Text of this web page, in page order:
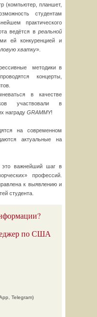
(компьютер, планшет,
студентам
практического
ведётся в реальной
ей конкуренцией и
хватку».
методики в
концерты,
в качестве
участвовали в
награду GRAMMY!
на современном
актуальные на
важнейший шаг в
профессий.
к выявлению и
студента.
по США
Telegram)